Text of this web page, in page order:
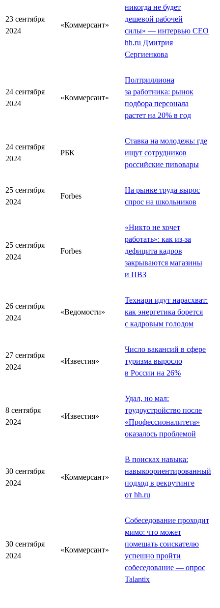
23 сентября
2024
«Коммерсант»
никогда не будет
дешевой рабочей
силы» — интервью СЕО
hh.ru Дмитрия
Сергиенкова
24 сентября
2024
«Коммерсант»
Полтриллиона
за работника: рынок
подбора персонала
растет на 20% в год
24 сентября
2024
РБК
Ставка на молодежь: где
ищут сотрудников
российские пивовары
25 сентября
2024
Forbes
На рынке труда вырос
спрос на школьников
25 сентября
2024
Forbes
«Никто не хочет
работать»: как из-за
дефицита кадров
закрываются магазины
и ПВЗ
26 сентября
2024
«Ведомости»
Технари идут нарасхват:
как энергетика борется
с кадровым голодом
27 сентября
2024
«Известия»
Число вакансий в сфере
туризма выросло
в России на 26%
8 сентября
2024
«Известия»
Удал, но мал:
трудоустройство после
«Профессионалитета»
оказалось проблемой
30 сентября
2024
«Коммерсант»
В поисках навыка:
навыкоориентированный
подход в рекрутинге
от hh.ru
30 сентября
2024
«Коммерсант»
Собеседование проходит
мимо: что может
помешать соискателю
успешно пройти
собеседование — опрос
Talantix